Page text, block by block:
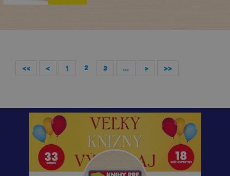
<< < 1 2 3 ... > >>